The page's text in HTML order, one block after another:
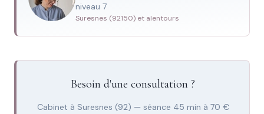
niveau 7
Suresnes (92150) et alentours
Besoin d'une consultation ?
Cabinet à Suresnes (92) — séance 45 min à 70 €